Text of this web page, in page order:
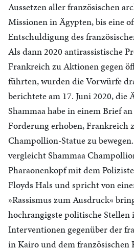
Aussetzen aller französischen
Missionen in Ägypten, bis eine
Entschuldigung des
Als dann 2020 antirassistische
Frankreich zu Aktionen gegen
führten, wurden die Vorwürfe
berichtete am 17. Juni 2020, die
Shammaa habe in einem Brief
Forderung erhoben, Frankreich
Champollion-Statue zu
vergleicht Shammaa
Pharaonenkopf mit dem
Floyds Hals und spricht von
»Rassismus zum Ausdruck«
hochrangigste politische Stellen
Interventionen gegenüber der
in Kairo und dem